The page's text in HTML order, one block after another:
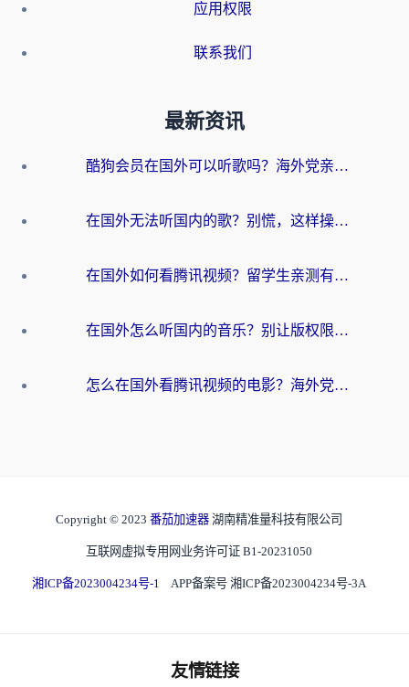
应用权限
联系我们
最新资讯
酷狗会员在国外可以听歌吗？海外党亲测有效：3步解决音乐权限难题
在国外无法听国内的歌？别慌，这样操作就能畅听QQ音乐（附亲测加速器推荐）
在国外如何看腾讯视频？留学生亲测有效的回国加速方案
在国外怎么听国内的音乐？别让版权限制断了你的华语歌单
怎么在国外看腾讯视频的电影？海外党亲测有效的回国加速指南
Copyright © 2023 番茄加速器 湖南精准量科技有限公司
互联网虚拟专用网业务许可证 B1-20231050
湘ICP备2023004234号-1 APP备案号 湘ICP备2023004234号-3A
友情链接